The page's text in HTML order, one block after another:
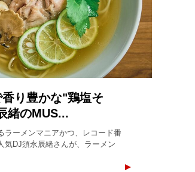
り豊かな"鶏塩そ
緒のMUS...
ラーメンマニアかつ、レコード番
気DJ須永辰緒さんが、ラーメン